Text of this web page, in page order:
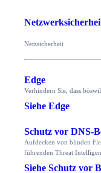
Netzsicherheit
Edge
Verhindern Sie, dass
Siehe Edge
Schutz vor DNS-
Aufdecken von blinden
führenden Threat
Siehe Schutz vor